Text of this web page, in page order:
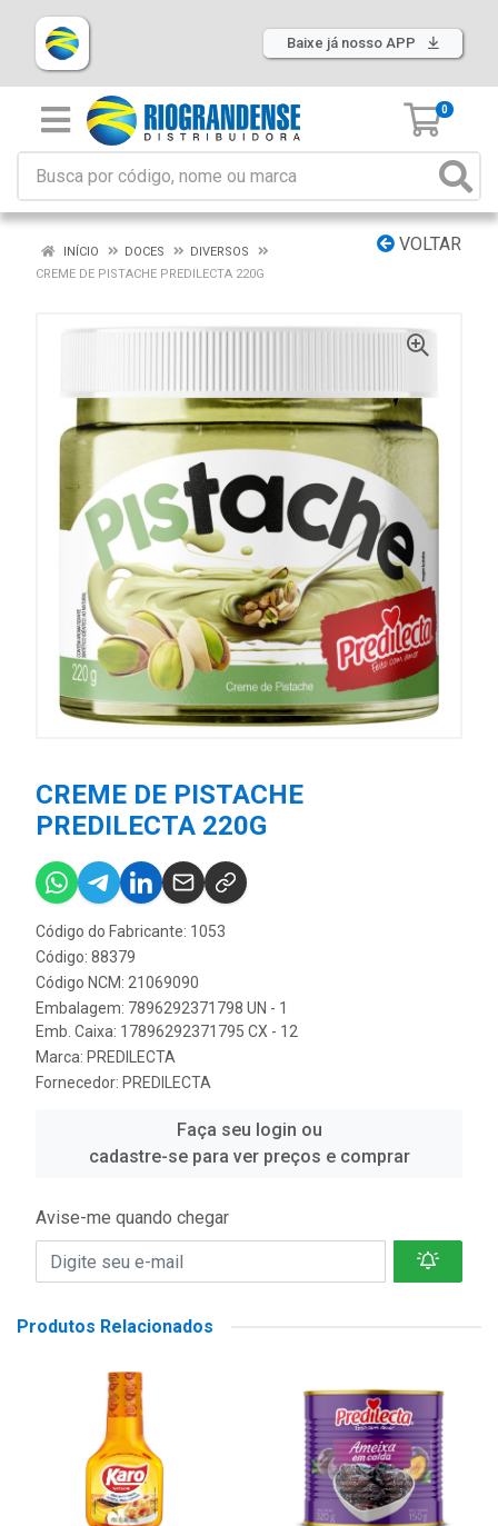
Baixe já nosso APP
0
VOLTAR
INÍCIO DOCES
DIVERSOS
CREME DE PISTACHE PREDILECTA 220G
CREME DE PISTACHE
PREDILECTA 220G
Código do Fabricante: 1053
Código: 88379
Código NCM: 21069090
Embalagem: 7896292371798 UN - 1
Emb. Caixa: 17896292371795 CX - 12
Marca: PREDILECTA
Fornecedor: PREDILECTA
Faça seu login ou
cadastre-se para ver preços e comprar
Avise-me quando chegar
Produtos Relacionados